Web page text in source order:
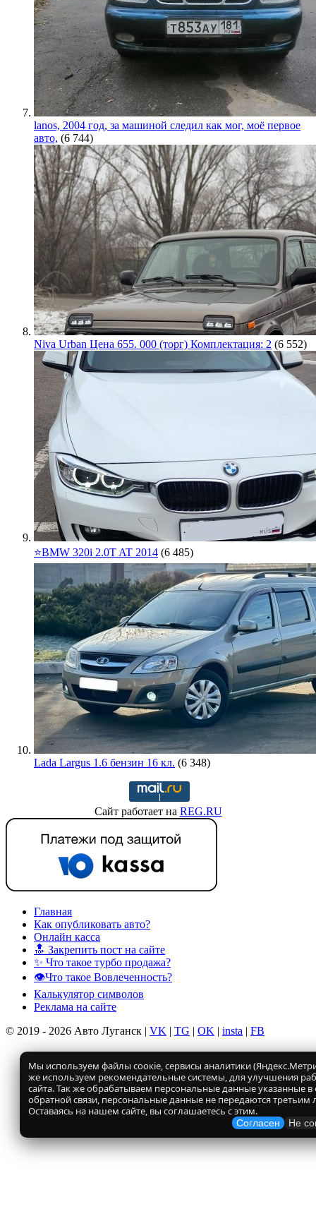
lanos, 2004 год, за машиной следил как мог, моё первое
авто, (6 744)
Niva Urban Цена 655. 000 (торг) Комплектация: 2 (6 552)
⭐️BMW 320i 2.0T AT 2014 (6 485)
Lada Largus 1.6 бензин 16 кл. (6 348)
Сайт работает на REG.RU
Главная
Как опубликовать авто?
Онлайн касса
🔝 Закрепить пост на сайте
✨ Что такое турбо продажа?
👁️Что такое Вовлеченность?
Калькулятор символов
Реклама на сайте
© 2019 - 2026 Авто Луганск | VK | TG | OK | insta | FB
Мы используем файлы соокіе, сервисы аналитики
же используем рекомендательные системы, для улучшения
сайта. Так же обрабатываем персональные данные указанные
обратной связи, персональные данные не передаются третьим
Оставаясь на нашем сайте, вы соглашаетесь с этим.
Согласен Не